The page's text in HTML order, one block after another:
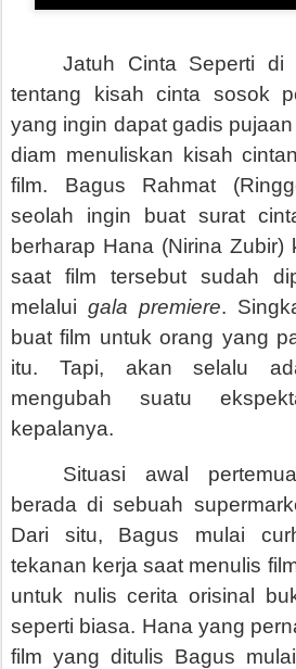
Jatuh Cinta Seperti di
tentang kisah cinta sosok
yang ingin dapat gadis
diam menuliskan kisah
film. Bagus Rahmat
seolah ingin buat surat
berharap Hana (Nirina Zubir)
saat film tersebut sudah
melalui gala premiere.
buat film untuk orang yang
itu. Tapi, akan selalu
mengubah suatu
kepalanya.
Situasi awal
berada di sebuah
Dari situ, Bagus mulai
tekanan kerja saat menulis
untuk nulis cerita orisinal
seperti biasa. Hana yang
film yang ditulis Bagus